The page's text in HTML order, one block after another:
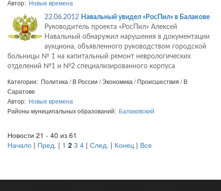
Автор: Новые времена
22.06.2012 Навальный увидел «РосПил» в Балакове
Руководитель проекта «РосПил» Алексей
Навальный обнаружил нарушения в документации
аукциона, объявленного руководством городской
больницы № 1 на капитальный ремонт неврологических
отделений №1 и №2 специализированного корпуса
Категории: Политика / В России / Экономика / Происшествия / В
Саратове
Автор: Новые времена
Районы муниципальных образований: Балаковский
Новости 21 - 40 из 61
Начало | Пред. | 1 2 3 4 | След. | Конец | Все